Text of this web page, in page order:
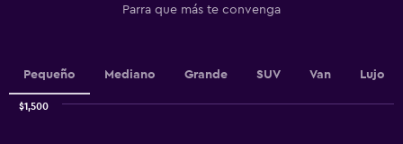
axis
displaying
values.
Parra que más te convenga
Pequeño Mediano Grande SUV Van Lujo
$1,500